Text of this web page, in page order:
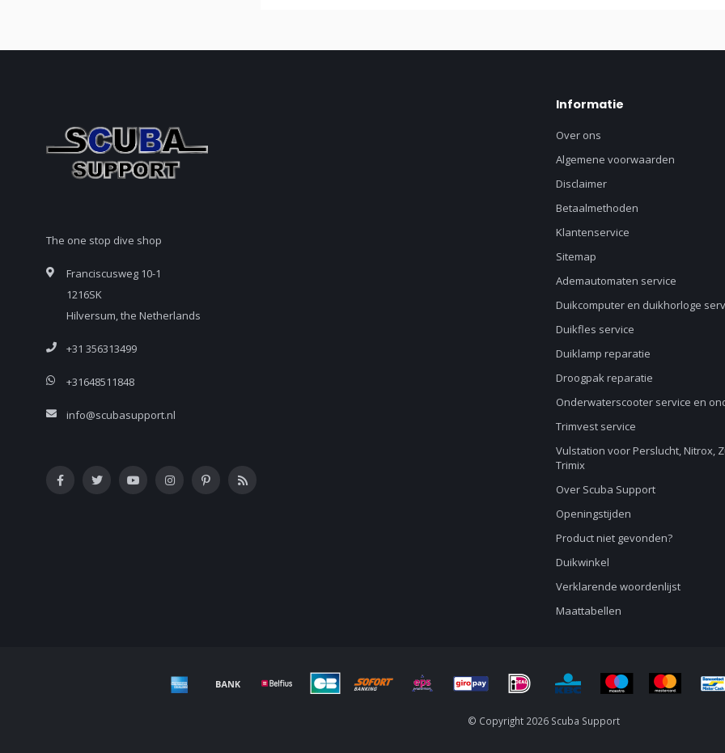
The one stop dive shop
Franciscusweg 10-1
1216SK
Hilversum, the Netherlands
+31 356313499
+31648511848
info@scubasupport.nl
Informatie
Over ons
Algemene voorwaarden
Disclaimer
Betaalmethoden
Klantenservice
Sitemap
Ademautomaten service
Duikcomputer en duikhorloge
Duikfles service
Duiklamp reparatie
Droogpak reparatie
Onderwaterscooter service en
Trimvest service
Vulstation voor Perslucht, Nitrox,
Trimix
Over Scuba Support
Openingstijden
Product niet gevonden?
Duikwinkel
Verklarende woordenlijst
Maattabellen
© Copyright 2026 Scuba Support